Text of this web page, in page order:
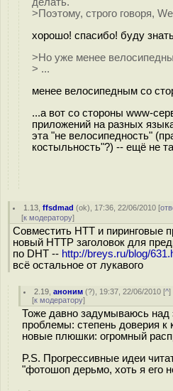
>Поэтому, строго говоря,
хорошо! спасибо! буду
>Но уже менее
> ...
менее велосипедным со
...а вот со стороны www-
приложений на разных
эта "не велосипедность"
костыльность"?) -- ещё не
1.13 ,ffsdmad (ok), 17:36, 22/06/2010 [
[к модератору]
Совместить HTT и пиринговые
новый HTTP заголовок для
по DHT -- http://breys.ru/blog/
всё остальное от лукавого
2.19 ,аноним (?), 19:37, 22/06/2010 [^]
[к модератору]
Тоже давно задумываюсь
проблемы: степень доверия к
новые плюшки: огромный
P.S. Прогрессивные идеи
"фотошоп дерьмо, хоть я его